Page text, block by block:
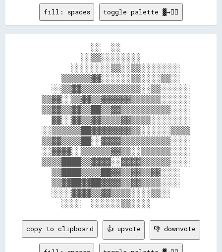
fill: spaces toggle palette ▓→✊🏽
            ░░  ░░
          ░░▒▒░░░░░░░░
        ░░░░░░░░▒▒░░▒▒░░░░░░░░
      ▒▒▒▒▒▒▓▓░░░░░░▒▒░░░░▒▒░░
    ░░▒▒▓▓▒▒▒▒▒▒▒▒▒▒▒▒░░▒▒░░░░░░
  ▒▒▓▓░░▒▒▓▓▒▒▓▓▓▓▓▓▒▒▒▒▒▒░░░░░░
  ▒▒▓▓▒▒▓▓▒▒██▒▒▓▓▒▒▒▒▒▒▒▒▒▒░░░░
    ▓▓░░▓▓▒▒▓▓▒▒▒▒▓▓▒▒▒▒░░░░░░░░
  ░░▒▒▒▒▒▒██▓▓▓▓▓▓▓▓▒▒░░░░░░▒▒▒▒
  ▒▒▓▓▒▒▒▒██░░▓▓▓▓▒▒▒▒▒▒▒▒▒▒░░░░
  ░░▓▓▓▓░░▒▒▒▒▒▒▓▓▒▒░░▒▒▒▒▒▒░░░░
  ▒▒▒▒████▒▒▓▓▓▓░░▓▓▓▓▒▒▒▒▒▒░░░░
    ▒▒████▒▒▒▒██▓▓▒▒▓▓▒▒▓▓░░░░
    ▒▒▓▓██▓▓██▓▓▓▓▒▒▓▓▒▒▒▒░░░░
    ░░░░▓▓▓▓▒▒▓▓▒▒▒▒░░░░▒▒░░
copy to clipboard 👍 upvote 👎 downvote